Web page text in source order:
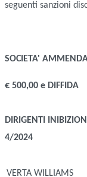
seguenti sanzioni
SOCIETA'
€ 500,00 e DIFFIDA
DIRIGENTI
4/2024
VERTA WILLIAMS